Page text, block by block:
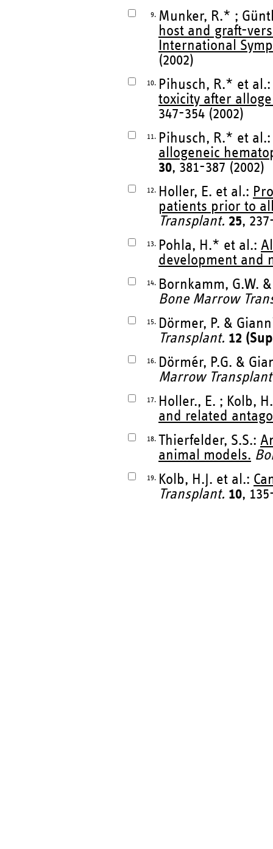
9. Munker, R.* ;
host and graft-
International
(2002)
10.
Pihusch, R.* et
toxicity after
347-354 (2002)
11.
Pihusch, R.* et
allogeneic
30, 381-387 (2002)
12. Holler, E. et al.:
patients prior to
Transplant. 25,
13. Pohla, H.* et al.:
development and
14.
Bornkamm, G.W.
Bone Marrow
15.
Dörmer, P. &
Transplant. 12
16.
Dörmér, P.G. &
Marrow
17.
Holler., E. ; Kolb,
and related
18. Thierfelder, S.S.:
animal models.
19. Kolb, H.J. et al.:
Transplant. 10,